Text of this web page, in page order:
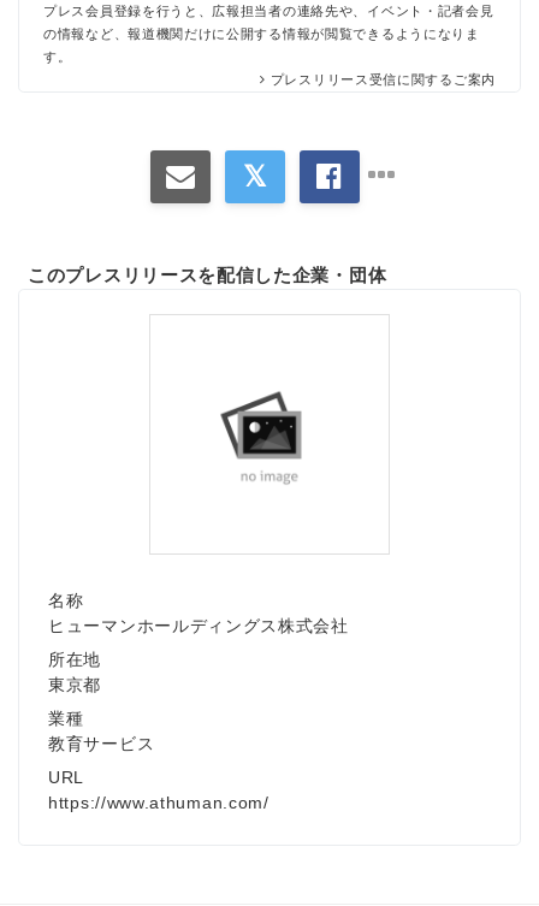
プレス会員登録を行うと、広報担当者の連絡先や、イベント・記者会見
の情報など、報道機関だけに公開する情報が閲覧できるようになりま
す。
プレスリリース受信に関するご案内
このプレスリリースを配信した企業・団体
名称
ヒューマンホールディングス株式会社
所在地
東京都
業種
教育サービス
URL
https://www.athuman.com/